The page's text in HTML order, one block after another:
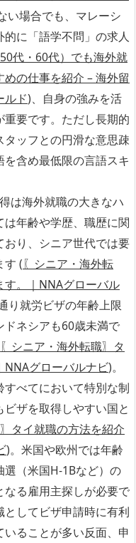
い場合でも、マレーシ
に「語学不問」の求人
代・60代）でも海外就
の仕事を紹介 – 海外留
ルド)、自身の強みを活
要です。ただし長期的
ッフとの円滑な意思疎
含め最低限の言語スキ
は海外就職の大きなハ
年齢や学歴、職歴に関
り、シニア世代では要
す (〖シニア・海外転
。｜NNAグローバル
り就労ビザの年齢上限
ドネシアも60歳未満で
〖シニア・海外転職〗タ
NNAグローバルナビ)。
べてにおいて特別な制
ザを取得しやすい国と
タイ就職の方法を紹介
)。米国や欧州では年齢
（米国H-1Bなど）の
る雇用主探しが必要で
してビザ申請時に有利
ることが多い反面、申